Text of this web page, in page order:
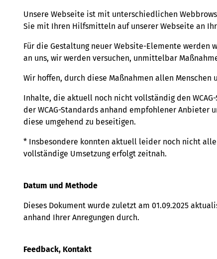
Unsere Webseite ist mit unterschiedlichen
Sie mit Ihren Hilfsmitteln auf unserer Webseite an
Für die Gestaltung neuer Website-Elemente
an uns, wir werden versuchen, unmittelbar
Wir hoffen, durch diese Maßnahmen allen
Inhalte, die aktuell noch nicht vollständig den
der WCAG-Standards anhand empfohlener Anbieter
diese umgehend zu beseitigen.
* Insbesondere konnten aktuell leider noch nicht
vollständige Umsetzung erfolgt zeitnah.
Datum und Methode
Dieses Dokument wurde zuletzt am 01.09.2025
anhand Ihrer Anregungen durch.
Feedback, Kontakt